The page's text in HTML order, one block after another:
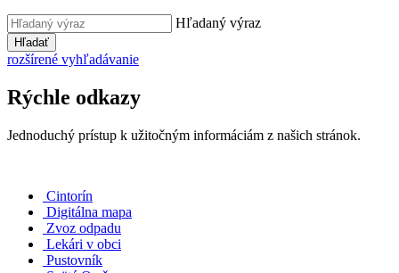
Hľadaný výraz
Hľadať
rozšírené vyhľadávanie
Rýchle odkazy
Jednoduchý prístup k užitočným informáciám z našich stránok.
Cintorín
Digitálna mapa
Zvoz odpadu
Lekári v obci
Pustovník